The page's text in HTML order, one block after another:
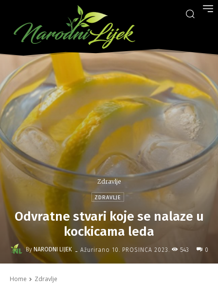
Zdravlje
ZDRAVLJE
Odvratne stvari koje se nalaze u
kockicama leda
By NARODNI LIJEK - Ažurirano 10. PROSINCA 2023. 543 0
Home Zdravlje